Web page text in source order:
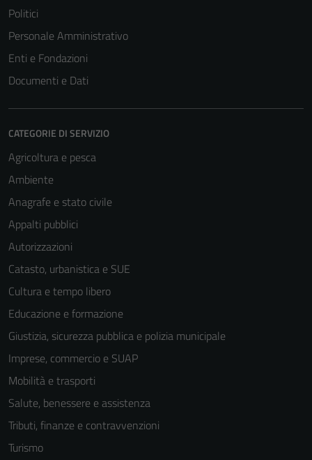
Politici
Personale Amministrativo
Enti e Fondazioni
Documenti e Dati
CATEGORIE DI SERVIZIO
Agricoltura e pesca
Ambiente
Anagrafe e stato civile
Appalti pubblici
Autorizzazioni
Catasto, urbanistica e SUE
Cultura e tempo libero
Educazione e formazione
Giustizia, sicurezza pubblica e polizia municipale
Imprese, commercio e SUAP
Mobilità e trasporti
Salute, benessere e assistenza
Tributi, finanze e contravvenzioni
Turismo